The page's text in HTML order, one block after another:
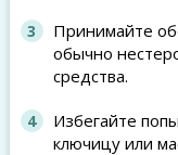
Принимайте
обычно
средства.
Избегайте
ключицу или